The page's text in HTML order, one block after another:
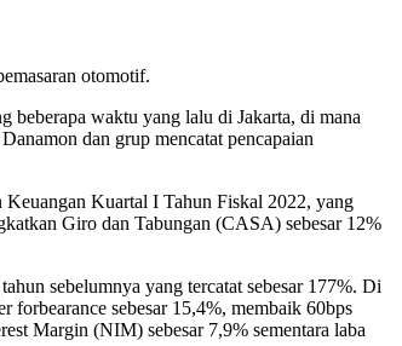
otomotif.
waktu yang lalu di Jakarta, di mana
dan grup mencatat pencapaian
Kuartal I Tahun Fiskal 2022, yang
Giro dan Tabungan (CASA) sebesar 12%
sebelumnya yang tercatat sebesar 177%. Di
sebesar 15,4%, membaik 60bps
Margin (NIM) sebesar 7,9% sementara laba